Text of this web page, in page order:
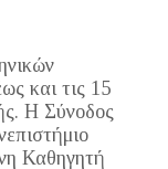
και τις 15
Η Σύνοδος
Καθηγητή